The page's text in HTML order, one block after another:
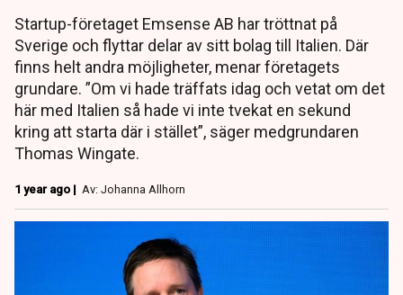
Startup-företaget Emsense AB har tröttnat på
Sverige och flyttar delar av sitt bolag till Italien. Där
finns helt andra möjligheter, menar företagets
grundare. ”Om vi hade träffats idag och vetat om det
här med Italien så hade vi inte tvekat en sekund
kring att starta där i stället”, säger medgrundaren
Thomas Wingate.
1 year ago | Av: Johanna Allhorn